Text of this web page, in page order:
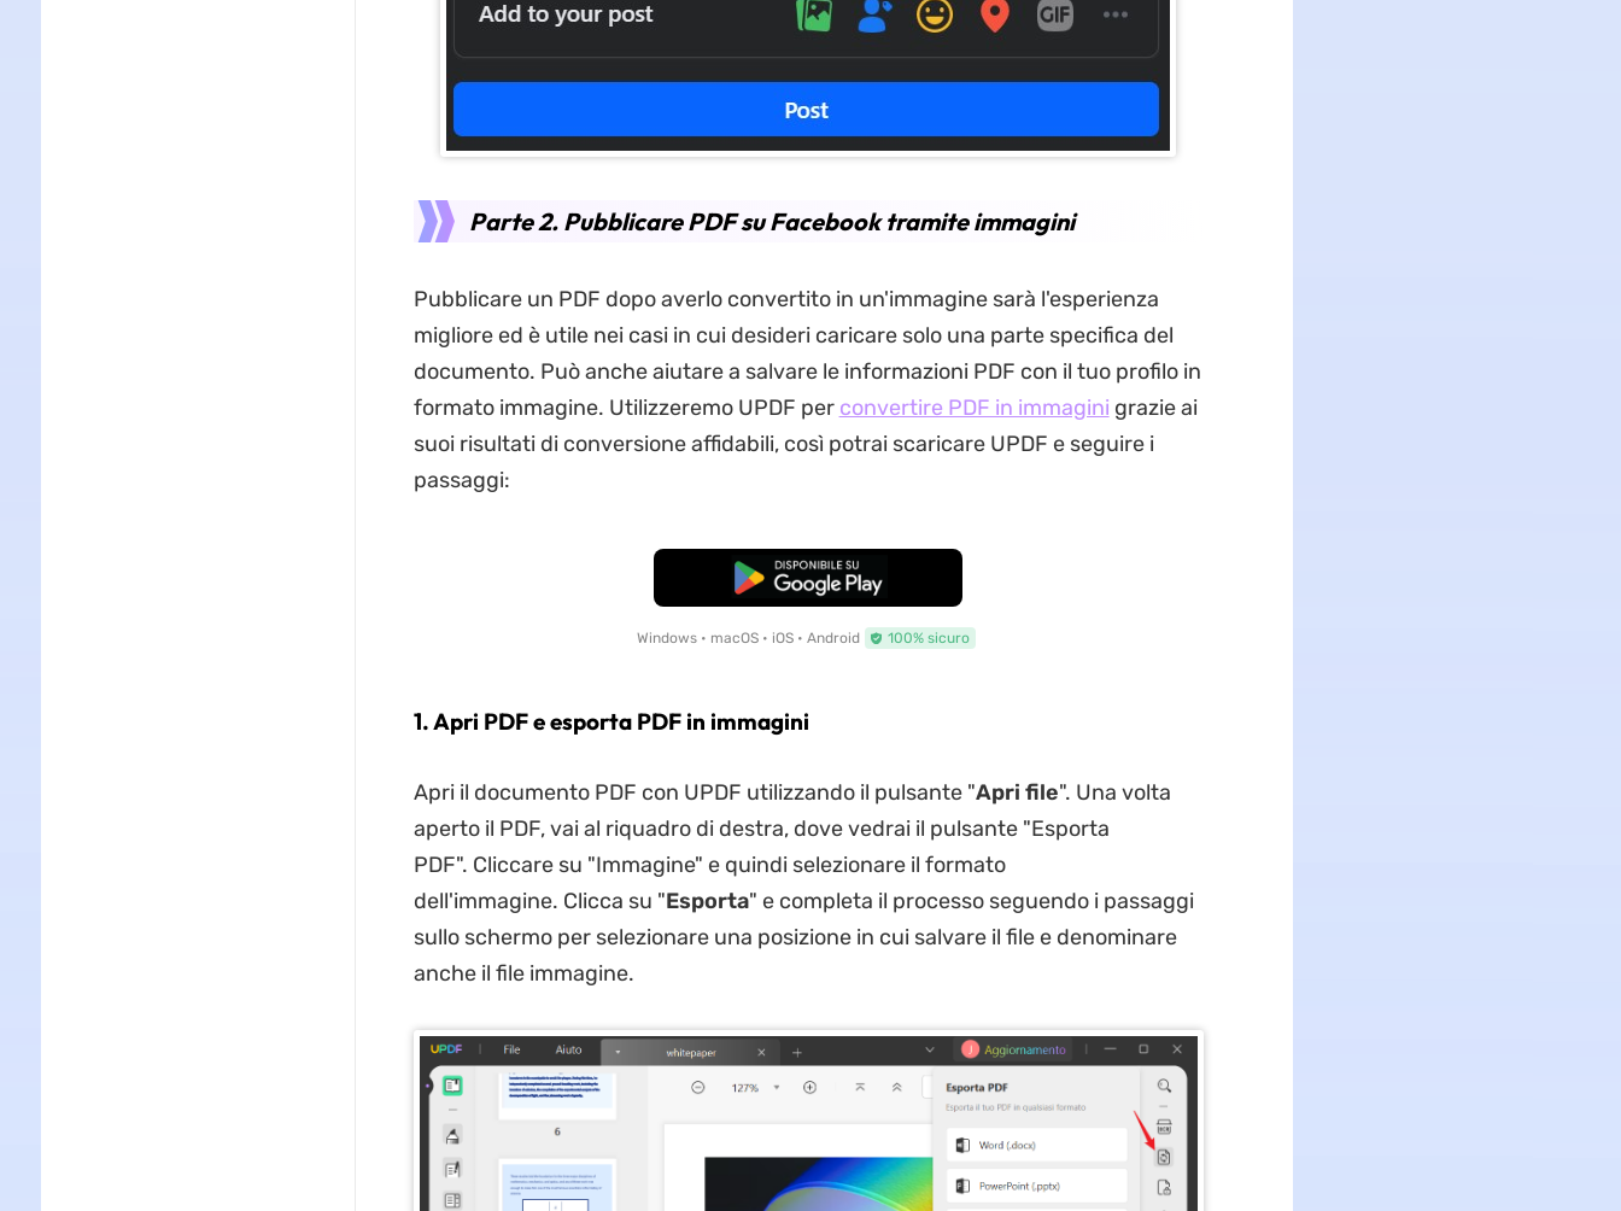
Parte 2. Pubblicare PDF su Facebook tramite immagini
Pubblicare un PDF dopo averlo convertito in un'immagine sarà l'esperienza
migliore ed è utile nei casi in cui desideri caricare solo una parte specifica del
documento. Può anche aiutare a salvare le informazioni PDF con il tuo profilo in
formato immagine. Utilizzeremo UPDF per convertire PDF in immagini grazie ai
suoi risultati di conversione affidabili, così potrai scaricare UPDF e seguire i
passaggi:
Download Gratis
Windows • macOS • iOS • Android 100% sicuro
1. Apri PDF e esporta PDF in immagini
Apri il documento PDF con UPDF utilizzando il pulsante "Apri file". Una volta
aperto il PDF, vai al riquadro di destra, dove vedrai il pulsante "Esporta
PDF". Cliccare su "Immagine" e quindi selezionare il formato
dell'immagine. Clicca su "Esporta" e completa il processo seguendo i passaggi
sullo schermo per selezionare una posizione in cui salvare il file e denominare
anche il file immagine.